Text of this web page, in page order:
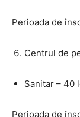
Perioada de
Centrul de
Sanitar – 40
Perioada de